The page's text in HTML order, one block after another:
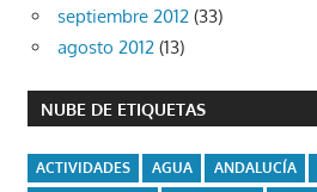
septiembre 2012 (33)
agosto 2012 (13)
NUBE DE ETIQUETAS
ACTIVIDADES AGUA ANDALUCÍA